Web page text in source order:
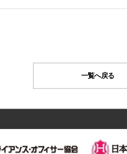
一覧へ戻る